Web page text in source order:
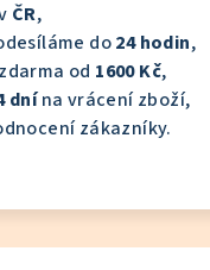
ČR,
do24 hodin,
od 1600 Kč,
dnína vrácení zboží,
zákazníky.